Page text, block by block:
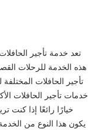
تعد خدمة تأجير
هذه الخدمة للرحلات
تأجير الحافلات
خدمات تأجير الحافلات
خيارًا رائعًا إذا
يكون هذا النوع من